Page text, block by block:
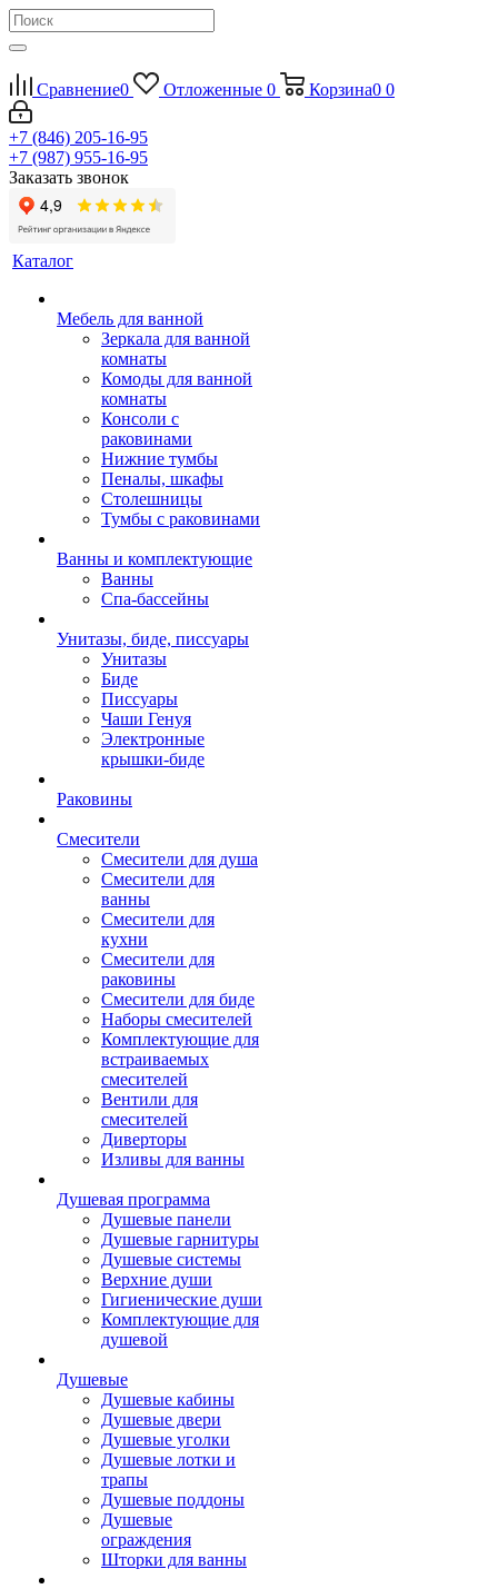
Сравнение0 Отложенные 0 Корзина0 0
+7 (846) 205-16-95
+7 (987) 955-16-95
Заказать звонок
Каталог
Мебель для ванной
Зеркала для ванной
комнаты
Комоды для ванной
комнаты
Консоли с
раковинами
Нижние тумбы
Пеналы, шкафы
Столешницы
Тумбы с раковинами
Ванны и комплектующие
Ванны
Спа-бассейны
Унитазы, биде, писсуары
Унитазы
Биде
Писсуары
Чаши Генуя
Электронные
крышки-биде
Раковины
Смесители
Смесители для душа
Смесители для
ванны
Смесители для
кухни
Смесители для
раковины
Смесители для биде
Наборы смесителей
Комплектующие для
встраиваемых
смесителей
Вентили для
смесителей
Диверторы
Изливы для ванны
Душевая программа
Душевые панели
Душевые гарнитуры
Душевые системы
Верхние души
Гигиенические души
Комплектующие для
душевой
Душевые
Душевые кабины
Душевые двери
Душевые уголки
Душевые лотки и
трапы
Душевые поддоны
Душевые
ограждения
Шторки для ванны